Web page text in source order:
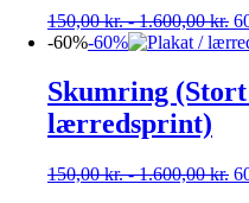
150,00kr.-1.600,00kr.
-60%-60%
Skumring
lærredsprint)
150,00kr.-1.600,00kr.